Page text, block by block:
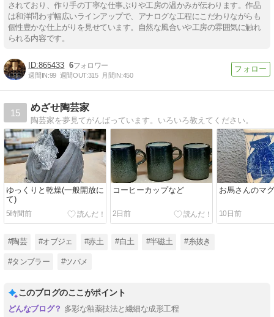
されており、作り手の丁寧な仕事ぶりや工房の温かみが伝わります。作品
は和洋問わず幅広いラインアップで、アナログな工程にこだわりながらも
個性豊かな仕上がりを見せています。自然な風合いや工房の雰囲気に触れ
られる内容です。
865433 6
週間IN:99 週間OUT:315 月間IN:450
15
めざせ陶芸家
陶芸家を夢見てがんばっています。いろいろ教えてください。
ゆっくりと乾燥(一般開放に
て)
5時間前
コーヒーカップなど
2日前
お馬さんのマ
10日前
#陶芸 #オブジェ #赤土 #白土 #半磁土 #糸抜き
#タンブラー #ツバメ
このブログのここがポイント
多彩な釉薬技法と繊細な成形工程